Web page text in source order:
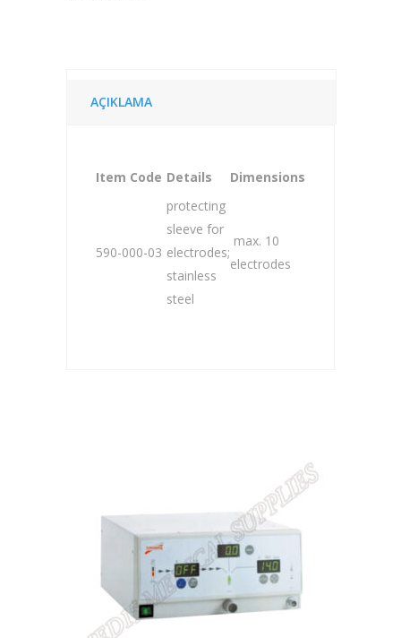
AÇIKLAMA
Item Code Details Dimensions
590-000-03
protecting
sleeve for
electrodes;
stainless
steel
max. 10
electrodes